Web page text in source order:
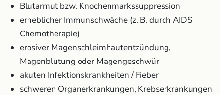
Blutarmut bzw. Knochenmarkssuppression
erheblicher Immunschwäche (z. B. durch AIDS,
Chemotherapie)
erosiver Magenschleimhautentzündung,
Magenblutung oder Magengeschwür
akuten Infektionskrankheiten / Fieber
schweren Organerkrankungen, Krebserkrankungen